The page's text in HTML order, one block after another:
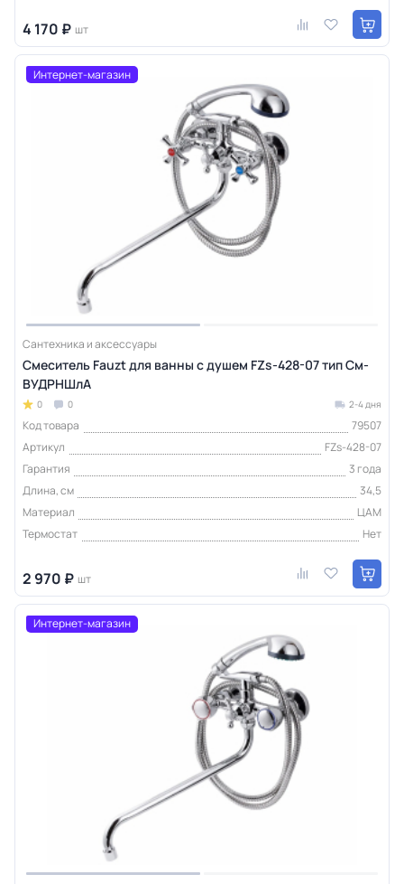
4 170 ₽ шт
Интернет-магазин
Сантехника и аксессуары
Смеситель Fauzt для ванны с душем FZs-428-07 тип См-
ВУДРНШлА
0 0 2-4 дня
Код товара
79507
Артикул
FZs-428-07
Гарантия
3 года
Длина, см
34,5
Материал
ЦАМ
Термостат
Нет
2 970 ₽ шт
Интернет-магазин